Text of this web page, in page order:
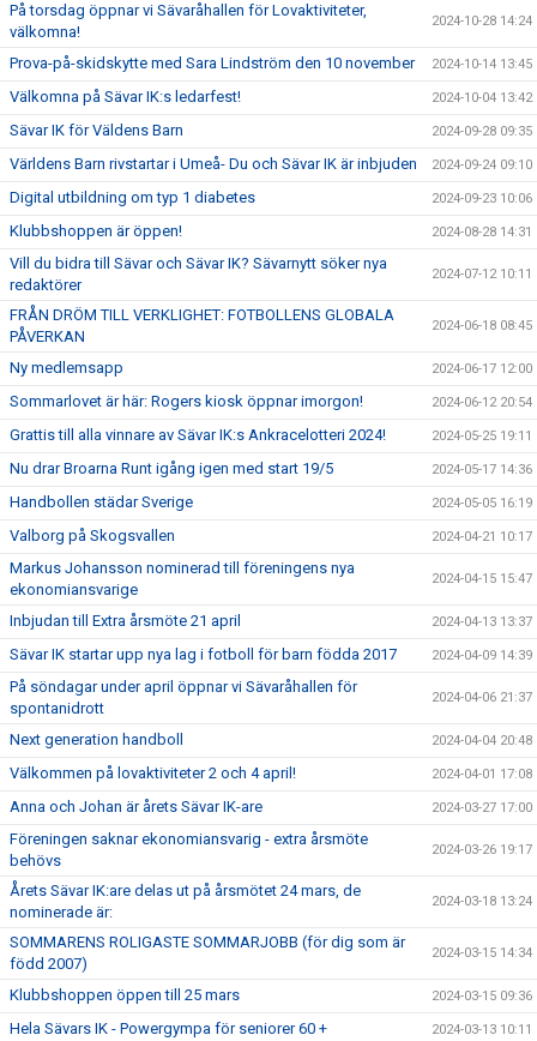
På torsdag öppnar vi Sävaråhallen för Lovaktiviteter,
välkomna!
2024-10-28 14:24
Prova-på-skidskytte med Sara Lindström den 10 november 2024-10-14 13:45
Välkomna på Sävar IK:s ledarfest! 2024-10-04 13:42
Sävar IK för Väldens Barn 2024-09-28 09:35
Världens Barn rivstartar i Umeå- Du och Sävar IK är inbjuden 2024-09-24 09:10
Digital utbildning om typ 1 diabetes 2024-09-23 10:06
Klubbshoppen är öppen! 2024-08-28 14:31
Vill du bidra till Sävar och Sävar IK? Sävarnytt söker nya
redaktörer
2024-07-12 10:11
FRÅN DRÖM TILL VERKLIGHET: FOTBOLLENS GLOBALA
PÅVERKAN
2024-06-18 08:45
Ny medlemsapp 2024-06-17 12:00
Sommarlovet är här: Rogers kiosk öppnar imorgon! 2024-06-12 20:54
Grattis till alla vinnare av Sävar IK:s Ankracelotteri 2024! 2024-05-25 19:11
Nu drar Broarna Runt igång igen med start 19/5 2024-05-17 14:36
Handbollen städar Sverige 2024-05-05 16:19
Valborg på Skogsvallen 2024-04-21 10:17
Markus Johansson nominerad till föreningens nya
ekonomiansvarige
2024-04-15 15:47
Inbjudan till Extra årsmöte 21 april 2024-04-13 13:37
Sävar IK startar upp nya lag i fotboll för barn födda 2017 2024-04-09 14:39
På söndagar under april öppnar vi Sävaråhallen för
spontanidrott
2024-04-06 21:37
Next generation handboll 2024-04-04 20:48
Välkommen på lovaktiviteter 2 och 4 april! 2024-04-01 17:08
Anna och Johan är årets Sävar IK-are 2024-03-27 17:00
Föreningen saknar ekonomiansvarig - extra årsmöte
behövs
2024-03-26 19:17
Årets Sävar IK:are delas ut på årsmötet 24 mars, de
nominerade är:
2024-03-18 13:24
SOMMARENS ROLIGASTE SOMMARJOBB (för dig som är
född 2007)
2024-03-15 14:34
Klubbshoppen öppen till 25 mars 2024-03-15 09:36
Hela Sävars IK - Powergympa för seniorer 60 + 2024-03-13 10:11